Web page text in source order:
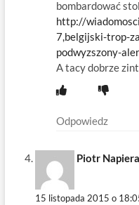
bombardować
http://
7,belgijski-trop-
podwyzszony-
A tacy dobrze
Odpowiedz
Piotr
15 listopada 2015 o